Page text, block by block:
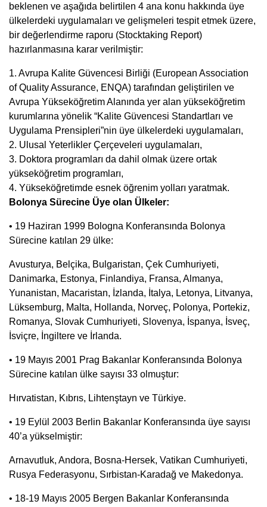
beklenen ve aşağıda belirtilen 4 ana konu hakkında üye
ülkelerdeki uygulamaları ve gelişmeleri tespit etmek üzere,
bir değerlendirme raporu (Stocktaking Report)
hazırlanmasına karar verilmiştir:
1. Avrupa Kalite Güvencesi Birliği (European Association
of Quality Assurance, ENQA) tarafından geliştirilen ve
Avrupa Yükseköğretim Alanında yer alan yükseköğretim
kurumlarına yönelik “Kalite Güvencesi Standartları ve
Uygulama Prensipleri”nin üye ülkelerdeki uygulamaları,
2. Ulusal Yeterlikler Çerçeveleri uygulamaları,
3. Doktora programları da dahil olmak üzere ortak
yükseköğretim programları,
4. Yükseköğretimde esnek öğrenim yolları yaratmak.
Bolonya Sürecine Üye olan Ülkeler:
• 19 Haziran 1999 Bologna Konferansında Bolonya
Sürecine katılan 29 ülke:
Avusturya, Belçika, Bulgaristan, Çek Cumhuriyeti,
Danimarka, Estonya, Finlandiya, Fransa, Almanya,
Yunanistan, Macaristan, İzlanda, İtalya, Letonya, Litvanya,
Lüksemburg, Malta, Hollanda, Norveç, Polonya, Portekiz,
Romanya, Slovak Cumhuriyeti, Slovenya, İspanya, İsveç,
İsviçre, İngiltere ve İrlanda.
• 19 Mayıs 2001 Prag Bakanlar Konferansında Bolonya
Sürecine katılan ülke sayısı 33 olmuştur:
Hırvatistan, Kıbrıs, Lihtenştayn ve Türkiye.
• 19 Eylül 2003 Berlin Bakanlar Konferansında üye sayısı
40’a yükselmiştir:
Arnavutluk, Andora, Bosna-Hersek, Vatikan Cumhuriyeti,
Rusya Federasyonu, Sırbistan-Karadağ ve Makedonya.
• 18-19 Mayıs 2005 Bergen Bakanlar Konferansında